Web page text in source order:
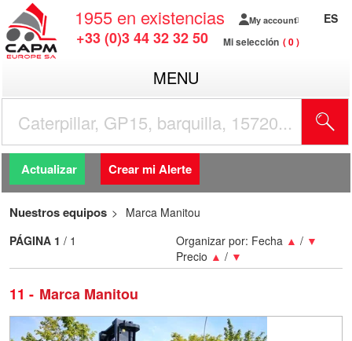
1955 en existencias
+33 (0)3 44 32 32 50
My account
Mi selección 0
ES
MENU
Actualizar Crear mi Alerte
Nuestros equipos Marca Manitou
11 Marca Manitou
Organizar por: Fecha ▲ / ▼
Precio ▲ / ▼
PÁGINA 1 / 1